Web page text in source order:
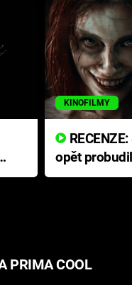
KINOFILMY
opět
přichází s
PRIMA COOL